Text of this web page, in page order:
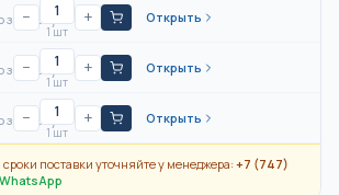
запросу
−
1 шт
+ Открыть
запросу
−
1 шт
+ Открыть
запросу
−
1 шт
+ Открыть
поставки уточняйте у менеджера:+7 (747)
WhatsApp